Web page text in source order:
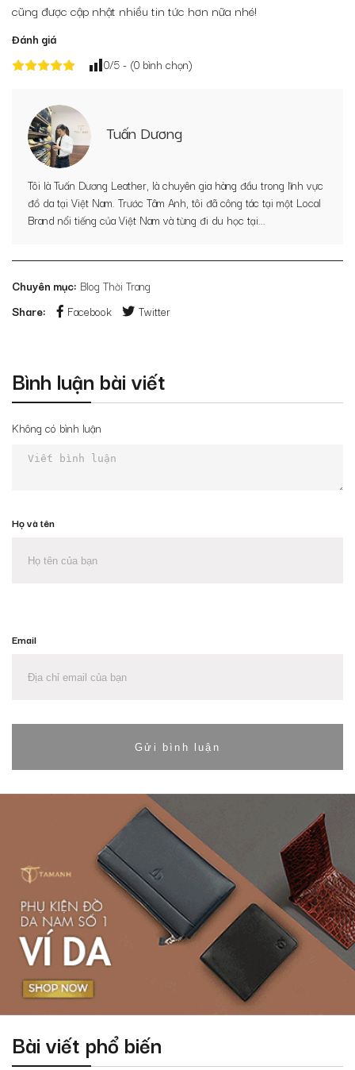
cũng được cập nhật nhiều tin tức hơn nữa nhé!
Đánh giá
0/5 - (0 bình chọn)
Tuấn Dương
Tôi là Tuấn Dương Leather, là chuyên gia hàng đầu trong lĩnh vực
đồ da tại Việt Nam. Trước Tâm Anh, tôi đã công tác tại một Local
Brand nổi tiếng của Việt Nam và từng đi du học tại...
Chuyên mục: Blog Thời Trang
Share:
Facebook Twitter
Bình luận bài viết
Không có bình luận
Họ và tên
Email
Bài viết phổ biến